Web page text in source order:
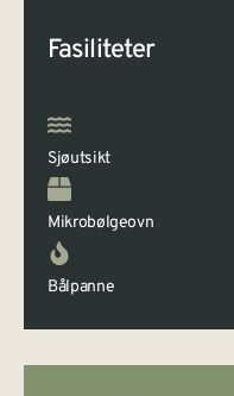
Fasiliteter
Sjøutsikt
Mikrobølgeovn
Bålpanne